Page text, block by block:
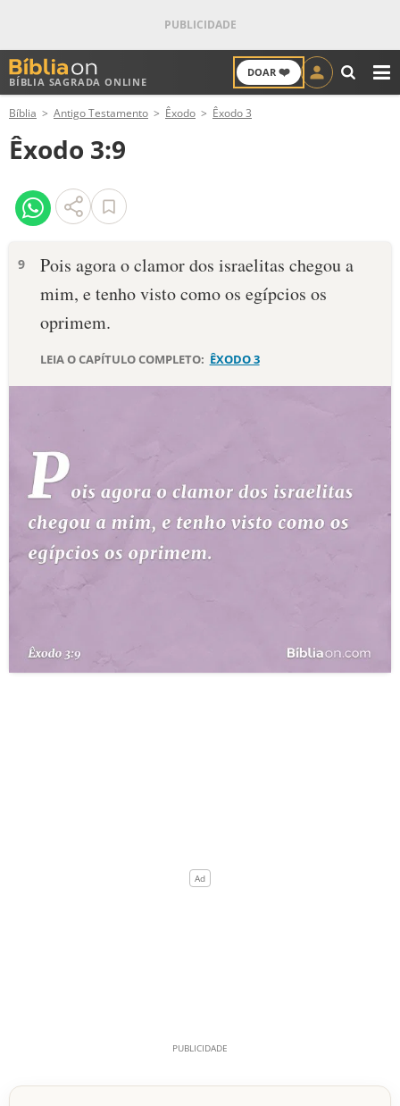
BÍBLIA SAGRADA ONLINE
DOAR ❤️
ANTIGO TESTAMENTO
NOVO TESTAMENTO
VERSÍCULOS
PALAVRA DO DIA
DEVOCIONAL DIÁRIO
ESTUDOS BÍBLICOS
ESBOÇOS DE PREGAÇÃO
TEMAS
TERMO BÍBLICO
Bíblia Antigo Testamento Êxodo Êxodo 3
Êxodo 3:9
9
Pois agora o clamor dos israelitas chegou a
mim, e tenho visto como os egípcios os
oprimem.
LEIA O CAPÍTULO COMPLETO: ÊXODO 3